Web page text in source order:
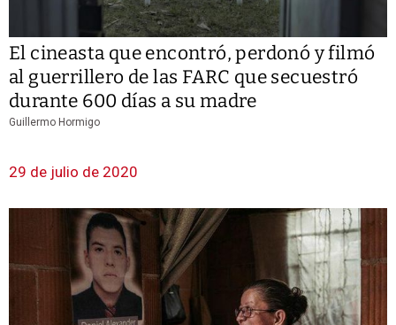
El cineasta que encontró, perdonó y filmó
al guerrillero de las FARC que secuestró
durante 600 días a su madre
Guillermo Hormigo
29 de julio de 2020